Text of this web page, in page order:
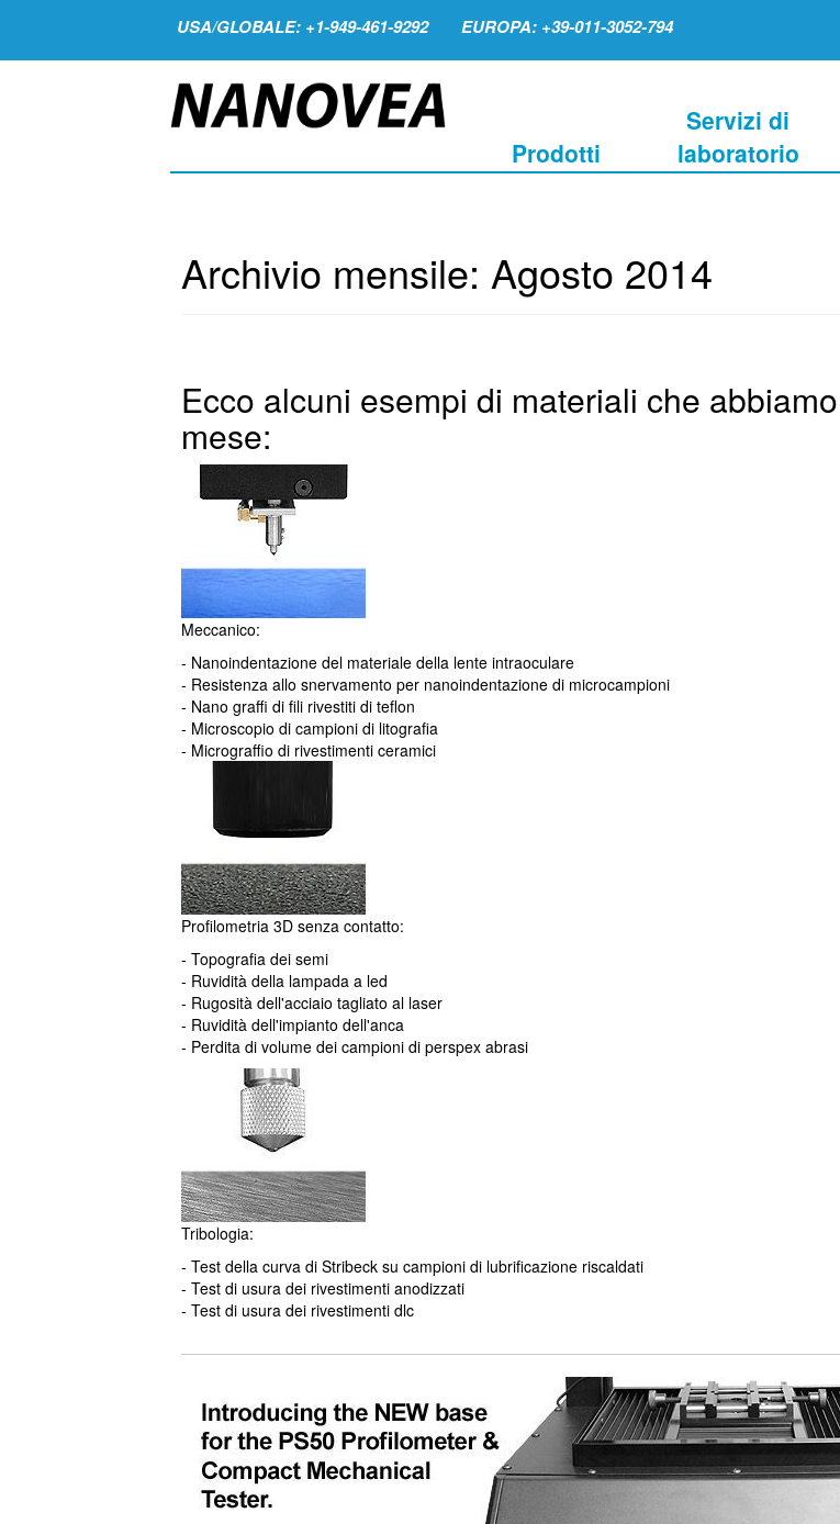
USA/GLOBALE: +1-949-461-9292 EUROPA: +39-011-3052-794
Prodotti
Servizi di
laboratorio
Archivio mensile: Agosto 2014
Ecco alcuni esempi di materiali che
mese:
Meccanico:
- Nanoindentazione del materiale della lente intraoculare
- Resistenza allo snervamento per nanoindentazione di microcampioni
- Nano graffi di fili rivestiti di teflon
- Microscopio di campioni di litografia
- Micrograffio di rivestimenti ceramici
Profilometria 3D senza contatto:
- Topografia dei semi
- Ruvidità della lampada a led
- Rugosità dell'acciaio tagliato al laser
- Ruvidità dell'impianto dell'anca
- Perdita di volume dei campioni di perspex abrasi
Tribologia:
- Test della curva di Stribeck su campioni di lubrificazione riscaldati
- Test di usura dei rivestimenti anodizzati
- Test di usura dei rivestimenti dlc